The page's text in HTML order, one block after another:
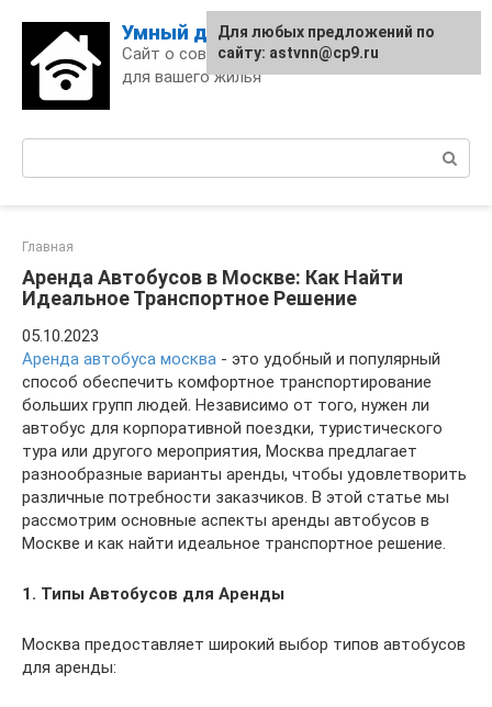
content
Умный дом
Сайт о современных технологиях
для вашего жилья
Главная
Аренда Автобусов в Москве: Как Найти
Идеальное Транспортное Решение
05.10.2023
Аренда автобуса москва - это удобный и популярный
способ обеспечить комфортное транспортирование
больших групп людей. Независимо от того, нужен ли
автобус для корпоративной поездки, туристического
тура или другого мероприятия, Москва предлагает
разнообразные варианты аренды, чтобы удовлетворить
различные потребности заказчиков. В этой статье мы
рассмотрим основные аспекты аренды автобусов в
Москве и как найти идеальное транспортное решение.
1. Типы Автобусов для Аренды
Москва предоставляет широкий выбор типов автобусов
для аренды:
Для любых предложений по
сайту: astvnn@cp9.ru